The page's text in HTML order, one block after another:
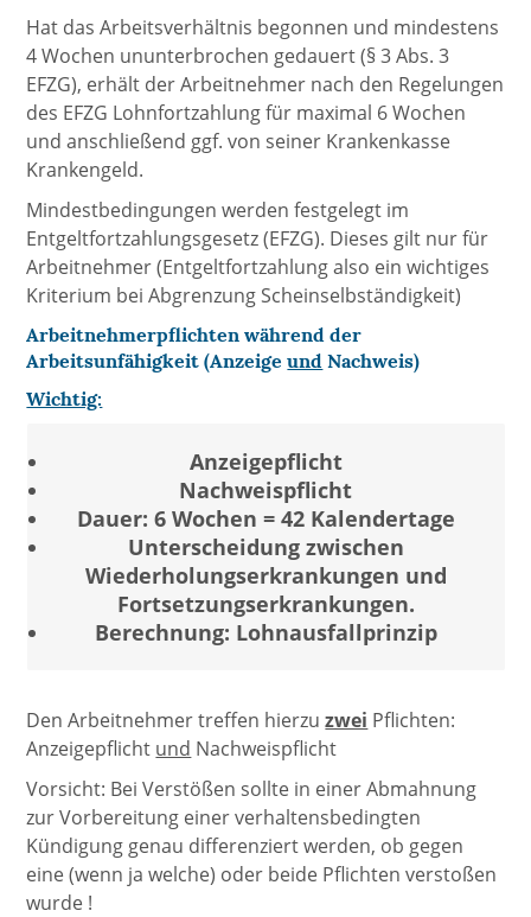
Hat das Arbeitsverhältnis begonnen und mindestens
4 Wochen ununterbrochen gedauert (§ 3 Abs. 3
EFZG), erhält der Arbeitnehmer nach den Regelungen
des EFZG Lohnfortzahlung für maximal 6 Wochen
und anschließend ggf. von seiner Krankenkasse
Krankengeld.
Mindestbedingungen werden festgelegt im
Entgeltfortzahlungsgesetz (EFZG). Dieses gilt nur für
Arbeitnehmer (Entgeltfortzahlung also ein wichtiges
Kriterium bei Abgrenzung Scheinselbständigkeit)
Arbeitnehmerpflichten während der
Arbeitsunfähigkeit (Anzeigeund Nachweis)
Wichtig:
Anzeigepflicht
Nachweispflicht
Dauer: 6 Wochen = 42 Kalendertage
Unterscheidung zwischen
Wiederholungserkrankungen und
Fortsetzungserkrankungen.
Berechnung: Lohnausfallprinzip
Den Arbeitnehmer treffen hierzuzwei Pflichten:
Anzeigepflicht und Nachweispflicht
Vorsicht: Bei Verstößen sollte in einer Abmahnung
zur Vorbereitung einer verhaltensbedingten
Kündigung genau differenziert werden, ob gegen
eine (wenn ja welche) oder beide Pflichten verstoßen
wurde !